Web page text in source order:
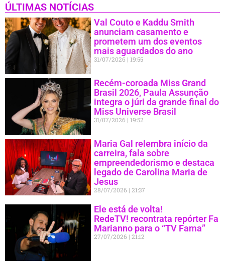
ÚLTIMAS NOTÍCIAS
Val Couto e Kaddu Smith
anunciam casamento e
prometem um dos eventos
mais aguardados do ano
31/07/2026 19:55
Recém-coroada Miss Grand
Brasil 2026, Paula Assunção
integra o júri da grande final do
Miss Universe Brasil
31/07/2026 19:52
Maria Gal relembra início da
carreira, fala sobre
empreendedorismo e destaca
legado de Carolina Maria de
Jesus
28/07/2026 21:37
Ele está de volta!
RedeTV! recontrata repórter Fa
Marianno para o “TV Fama”
27/07/2026 21:12